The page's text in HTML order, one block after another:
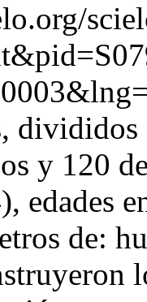
y 120
edades
de: